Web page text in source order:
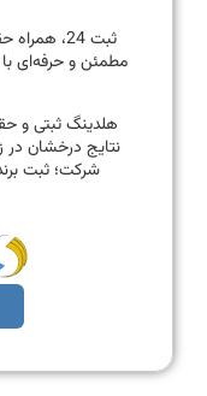
ثبت 24،
مطمئن و حرفه‌ای
نتایج درخشان در
شرکت؛ ثبت